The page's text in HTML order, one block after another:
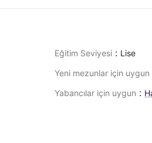
Eğitim Seviyesi : Lise
Yeni mezunlar için uygun
Yabancılar için uygun :